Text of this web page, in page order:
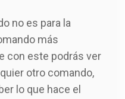
no es para la
más
con este podrás ver
otro comando,
lo que hace el